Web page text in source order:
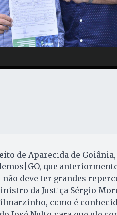
de Aparecida de
que
não deve ter grandes
da Justiça Sérgio
como é